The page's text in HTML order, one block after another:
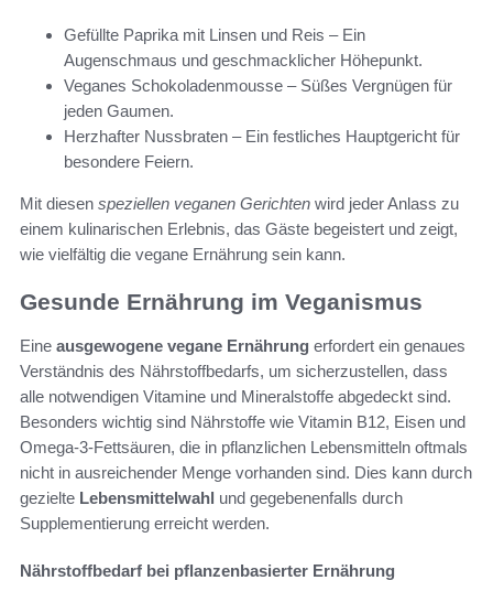
Gefüllte Paprika mit Linsen und Reis – Ein
Augenschmaus und geschmacklicher Höhepunkt.
Veganes Schokoladenmousse – Süßes Vergnügen für
jeden Gaumen.
Herzhafter Nussbraten – Ein festliches Hauptgericht für
besondere Feiern.
Mit diesen speziellen veganen Gerichten wird jeder Anlass zu
einem kulinarischen Erlebnis, das Gäste begeistert und zeigt,
wie vielfältig die vegane Ernährung sein kann.
Gesunde Ernährung im Veganismus
Eine ausgewogene vegane Ernährung erfordert ein genaues
Verständnis des Nährstoffbedarfs, um sicherzustellen, dass
alle notwendigen Vitamine und Mineralstoffe abgedeckt sind.
Besonders wichtig sind Nährstoffe wie Vitamin B12, Eisen und
Omega-3-Fettsäuren, die in pflanzlichen Lebensmitteln oftmals
nicht in ausreichender Menge vorhanden sind. Dies kann durch
gezielte Lebensmittelwahl und gegebenenfalls durch
Supplementierung erreicht werden.
Nährstoffbedarf bei pflanzenbasierter Ernährung